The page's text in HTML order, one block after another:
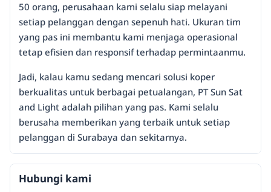
50 orang, perusahaan kami selalu siap melayani
setiap pelanggan dengan sepenuh hati. Ukuran tim
yang pas ini membantu kami menjaga operasional
tetap efisien dan responsif terhadap permintaanmu.
Jadi, kalau kamu sedang mencari solusi koper
berkualitas untuk berbagai petualangan, PT Sun Sat
and Light adalah pilihan yang pas. Kami selalu
berusaha memberikan yang terbaik untuk setiap
pelanggan di Surabaya dan sekitarnya.
Hubungi kami